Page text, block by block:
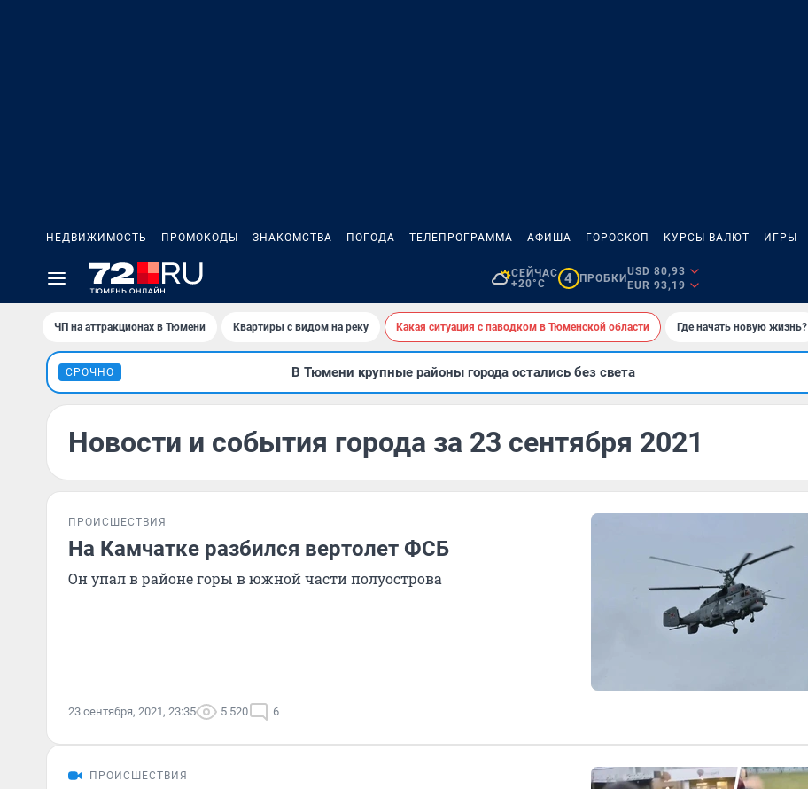
НЕДВИЖИМОСТЬ ПРОМОКОДЫ ЗНАКОМСТВА ПОГОДА ТЕЛЕПРОГРАММА АФИША ГОРОСКОП КУРСЫ ВАЛЮТ ИГРЫ
СЕЙЧАС
+20°C
4 ПРОБКИ
USD 80,93
EUR 93,19
ЧП на аттракционах в Тюмени Квартиры с видом на реку Какая ситуация с паводком в Тюменской области Где начать новую жизнь?
СРОЧНО В Тюмени крупные районы города остались без света
Новости и события города за 23 сентября 2021
ПРОИСШЕСТВИЯ
На Камчатке разбился вертолет ФСБ
Он упал в районе горы в южной части полуострова
23 сентября, 2021, 23:35 5 520 6
ПРОИСШЕСТВИЯ